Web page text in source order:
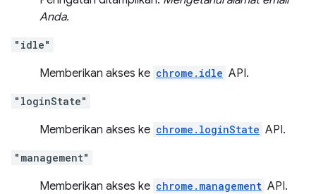
Anda.
"idle"
Memberikan akses ke chrome.idle API.
"loginState"
Memberikan akses ke chrome.loginState API.
"management"
Memberikan akses ke chrome.management API.